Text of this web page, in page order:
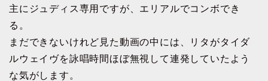
主にジュディス専用ですが、エリアルでコンボでき
る。
まだできないけれど見た動画の中には、リタがタイダ
ルウェイヴを詠唱時間ほぼ無視して連発していたよう
な気がします。